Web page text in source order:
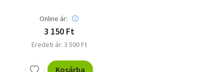
Online ár:
3 150 Ft
Eredeti ár: 3 500 Ft
Kosárba